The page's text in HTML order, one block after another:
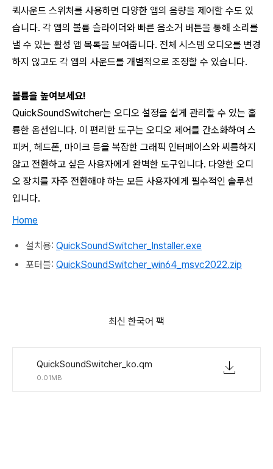
퀵사운드 스위처를 사용하면 다양한 앱의 음량을 제어할 수도 있
습니다. 각 앱의 볼륨 슬라이더와 빠른 음소거 버튼을 통해 소리를
낼 수 있는 활성 앱 목록을 보여줍니다. 전체 시스템 오디오를 변경
하지 않고도 각 앱의 사운드를 개별적으로 조정할 수 있습니다.
볼륨을 높여보세요!
QuickSoundSwitcher는 오디오 설정을 쉽게 관리할 수 있는 훌
륭한 옵션입니다. 이 편리한 도구는 오디오 제어를 간소화하여 스
피커, 헤드폰, 마이크 등을 복잡한 그래픽 인터페이스와 씨름하지
않고 전환하고 싶은 사용자에게 완벽한 도구입니다. 다양한 오디
오 장치를 자주 전환해야 하는 모든 사용자에게 필수적인 솔루션
입니다.
Home
설치용: QuickSoundSwitcher_Installer.exe
포터블: QuickSoundSwitcher_win64_msvc2022.zip
최신 한국어 팩
QuickSoundSwitcher_ko.qm
0.01MB